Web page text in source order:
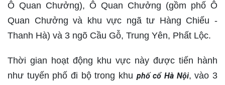
Ô Quan Chưởng), Ô Quan Chưởng (gồm phố Ô
Quan Chưởng và khu vực ngã tư Hàng Chiếu -
Thanh Hà) và 3 ngõ Cầu Gỗ, Trung Yên, Phất Lộc.
Thời gian hoạt động khu vực này được tiến hành
như tuyến phố đi bộ trong khu phố cổ Hà Nội, vào 3